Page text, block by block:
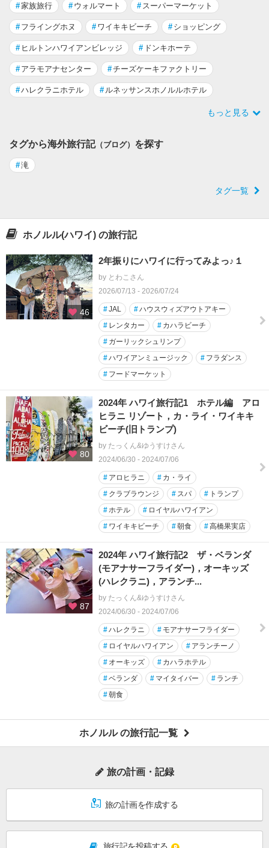
#家族旅行 # ウォルマート # スーパーマーケット
# フライングホヌ # ワイキキビーチ # ショッピング
# ヒルトンハワイアンビレッジ # ドンキホーテ
# アラモアナセンター #チーズケーキファクトリー
#ハレクラニホテル # ルネッサンスホノルルホテル
もっと見る
タグから海外旅行記（ブログ） を探す
#滝
タグ一覧
ホノルル(ハワイ) の旅行記
46
2年振りにハワイに行ってみよっ♪１
by とわこさん
2026/07/13 - 2026/07/24
#JAL #ハウスウィズアウトアキー
# レンタカー # カハラビーチ
# ガーリックシュリンプ
#ハワイアンミュージック # フラダンス
# フードマーケット
80
2024年 ハワイ旅行記1 ホテル編 アロ
ヒラニ リゾート，カ・ライ・ワイキキ
ビーチ(旧トランプ)
by たっくん&ゆうすけさん
2024/06/30 - 2024/07/06
# アロヒラニ # カ・ライ
# クラブラウンジ # スパ # トランプ
#ホテル # ロイヤルハワイアン
# ワイキキビーチ #朝食 #高橋果実店
87
2024年 ハワイ旅行記2 ザ・ベランダ
(モアナサーフライダー)，オーキッズ
(ハレクラニ)，アランチ...
by たっくん&ゆうすけさん
2024/06/30 - 2024/07/06
#ハレクラニ # モアナサーフライダー
# ロイヤルハワイアン # アランチーノ
# オーキッズ # カハラホテル
#ベランダ # マイタイバー # ランチ
#朝食
ホノルル の旅行記一覧
旅の計画・記録
旅の計画を作成する